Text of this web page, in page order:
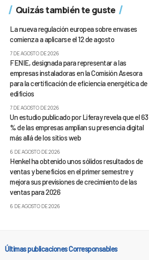
Quizás también te guste
La nueva regulación europea sobre envases
comienza a aplicarse el 12 de agosto
7 DE AGOSTO DE 2026
FENIE, designada para representar a las
empresas instaladoras en la Comisión Asesora
para la certificación de eficiencia energética de
edificios
7 DE AGOSTO DE 2026
Un estudio publicado por Liferay revela que el 63
% de las empresas amplían su presencia digital
más allá de los sitios web
6 DE AGOSTO DE 2026
Henkel ha obtenido unos sólidos resultados de
ventas y beneficios en el primer semestre y
mejora sus previsiones de crecimiento de las
ventas para 2026
6 DE AGOSTO DE 2026
Últimas publicaciones Corresponsables